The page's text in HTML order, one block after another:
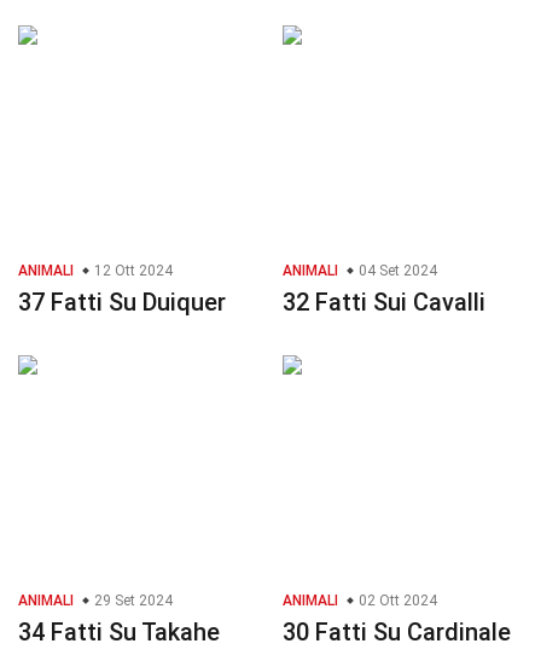
ANIMALI 12 Ott 2024
37 Fatti Su Duiquer
ANIMALI 04 Set 2024
32 Fatti Sui Cavalli
ANIMALI 29 Set 2024
34 Fatti Su Takahe
ANIMALI 02 Ott 2024
30 Fatti Su Cardinale